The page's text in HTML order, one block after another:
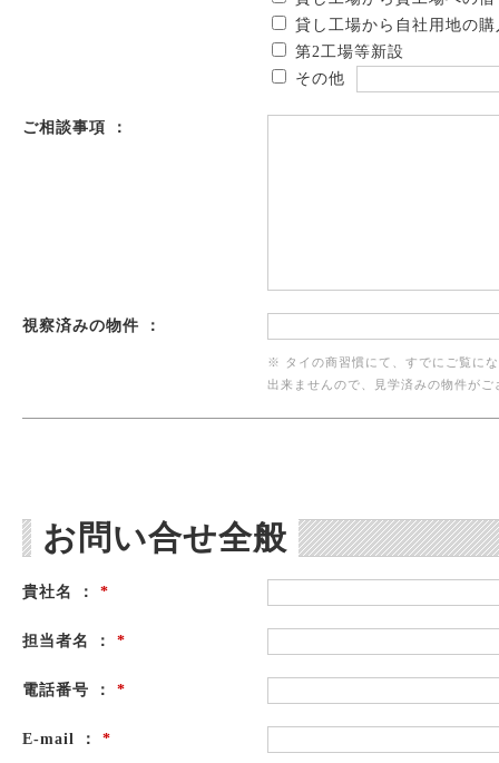
貸し工場から自社用地の購
第2工場等新設
その他
ご相談事項 ：
視察済みの物件 ：
※ タイの商習慣にて、すでにご覧に
出来ませんので、見学済みの物件が
お問い合せ全般
貴社名 ： *
担当者名 ： *
電話番号 ： *
E-mail ： *